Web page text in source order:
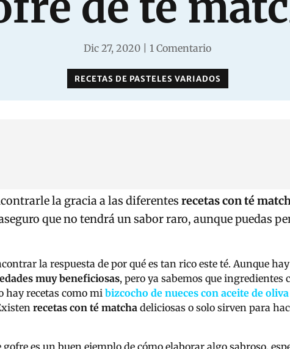
Dic 27, 2020 1 Comentario
RECETAS DE PASTELES VARIADOS
la gracia a las diferentesrecetas con té
que no tendrá un sabor raro, aunque puedas
la respuesta de por qué es tan rico este té. Aunque
muy beneficiosas, pero ya sabemos que ingredientes
hay recetas como mibizcocho de nueces con aceite de oliva
recetas con té matchadeliciosas o solo sirven para
gofre es un buen ejemplo de cómo elaborar algo sabroso,